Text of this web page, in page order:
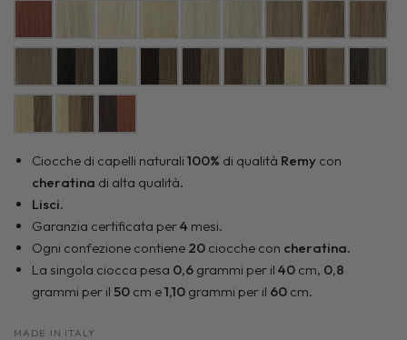
Ciocche di capelli naturali 100% di qualità Remy con
cheratina di alta qualità.
Lisci.
Garanzia certificata per4 mesi.
Ogni confezione contiene 20 ciocche con cheratina.
La singola ciocca pesa 0,6 grammi per il40 cm, 0,8
grammi per il50 cm e1,10 grammi per il 60 cm.
MADE IN ITALY